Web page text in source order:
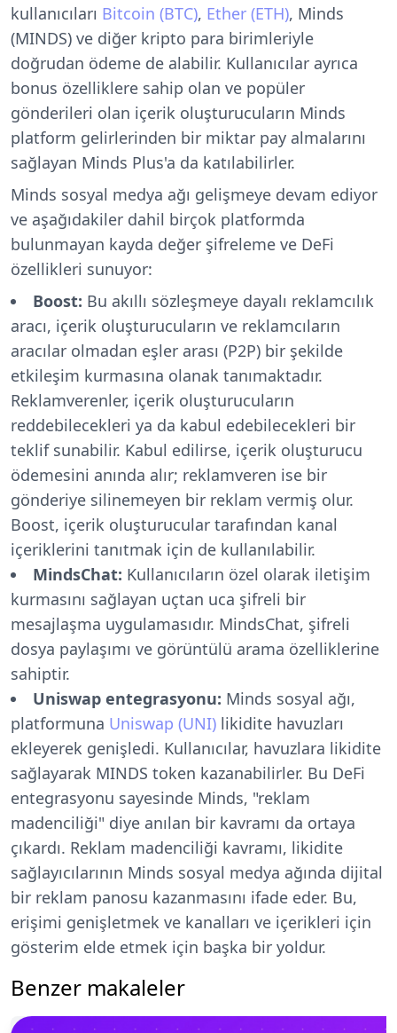
kullanıcıları Bitcoin (BTC), Ether (ETH), Minds
(MINDS) ve diğer kripto para birimleriyle
doğrudan ödeme de alabilir. Kullanıcılar ayrıca
bonus özelliklere sahip olan ve popüler
gönderileri olan içerik oluşturucuların Minds
platform gelirlerinden bir miktar pay almalarını
sağlayan Minds Plus'a da katılabilirler.
Minds sosyal medya ağı gelişmeye devam ediyor
ve aşağıdakiler dahil birçok platformda
bulunmayan kayda değer şifreleme ve DeFi
özellikleri sunuyor:
Boost: Bu akıllı sözleşmeye dayalı reklamcılık
aracı, içerik oluşturucuların ve reklamcıların
aracılar olmadan eşler arası (P2P) bir şekilde
etkileşim kurmasına olanak tanımaktadır.
Reklamverenler, içerik oluşturucuların
reddebilecekleri ya da kabul edebilecekleri bir
teklif sunabilir. Kabul edilirse, içerik oluşturucu
ödemesini anında alır; reklamveren ise bir
gönderiye silinemeyen bir reklam vermiş olur.
Boost, içerik oluşturucular tarafından kanal
içeriklerini tanıtmak için de kullanılabilir.
MindsChat: Kullanıcıların özel olarak iletişim
kurmasını sağlayan uçtan uca şifreli bir
mesajlaşma uygulamasıdır. MindsChat, şifreli
dosya paylaşımı ve görüntülü arama özelliklerine
sahiptir.
Uniswap entegrasyonu: Minds sosyal ağı,
platformuna Uniswap (UNI) likidite havuzları
ekleyerek genişledi. Kullanıcılar, havuzlara likidite
sağlayarak MINDS token kazanabilirler. Bu DeFi
entegrasyonu sayesinde Minds, "reklam
madenciliği" diye anılan bir kavramı da ortaya
çıkardı. Reklam madenciliği kavramı, likidite
sağlayıcılarının Minds sosyal medya ağında dijital
bir reklam panosu kazanmasını ifade eder. Bu,
erişimi genişletmek ve kanalları ve içerikleri için
gösterim elde etmek için başka bir yoldur.
Benzer makaleler